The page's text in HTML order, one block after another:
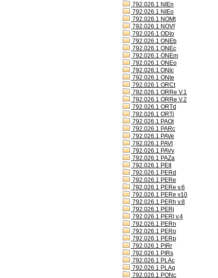
792.026.1 NIEn
792.026.1 NIEo
792.026.1 NOMt
792.026.1 NOVf
792.026.1 ODIo
792.026.1 ONEb
792.026.1 ONEc
792.026.1 ONEm
792.026.1 ONEo
792.026.1 ONIc
792.026.1 ONIe
792.026.1 ORCt
792.026.1 ORRe V.1
792.026.1 ORRe V.2
792.026.1 ORTd
792.026.1 ORTi
792.026.1 PAOt
792.026.1 PARc
792.026.1 PAVe
792.026.1 PAVt
792.026.1 PAVv
792.026.1 PAZa
792.026.1 PEIt
792.026.1 PERd
792.026.1 PERe
792.026.1 PERe v.6
792.026.1 PERe v10
792.026.1 PERh v.8
792.026.1 PERj
792.026.1 PERl v.4
792.026.1 PERn
792.026.1 PERo
792.026.1 PERp
792.026.1 PIRr
792.026.1 PIRs
792.026.1 PLAc
792.026.1 PLAg
792.026.1 PONc